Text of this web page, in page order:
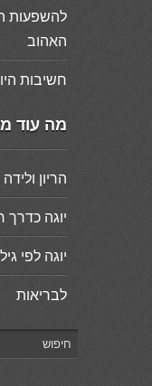
להשפעות
האהוב
חשיבות
מה עוד
הריון ולידה
יוגה כדרך
יוגה לפי
לבריאות